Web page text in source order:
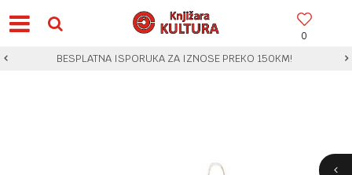
0
BESPLATNA ISPORUKA ZA IZNOSE PREKO 150KM!